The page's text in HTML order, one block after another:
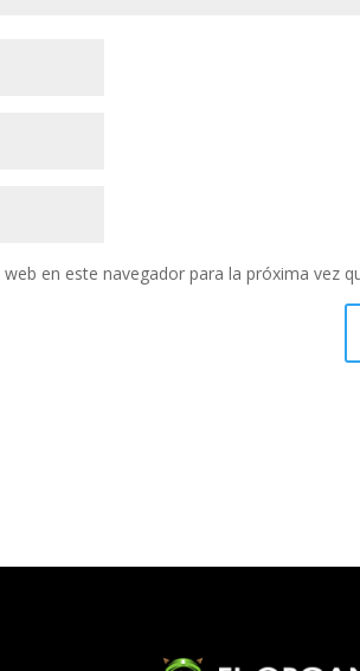
en este navegador para la próxima vez